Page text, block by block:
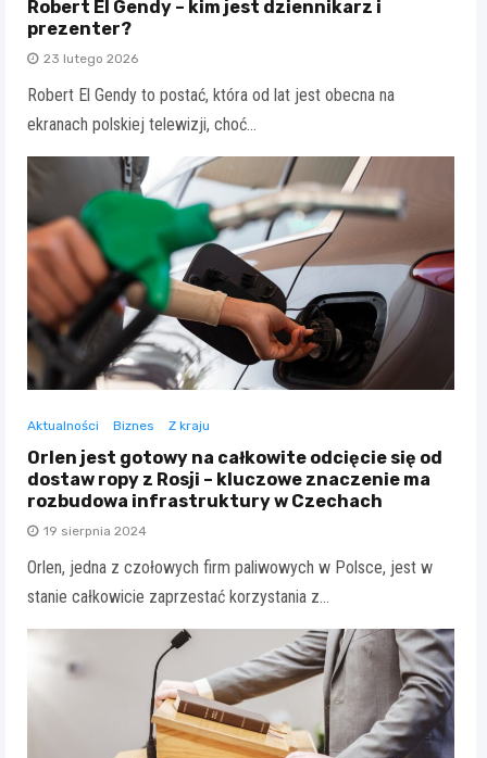
Robert El Gendy – kim jest dziennikarz i
prezenter?
23 lutego 2026
Robert El Gendy to postać, która od lat jest obecna na
ekranach polskiej telewizji, choć…
Aktualności Biznes Z kraju
Orlen jest gotowy na całkowite odcięcie się od
dostaw ropy z Rosji – kluczowe znaczenie ma
rozbudowa infrastruktury w Czechach
19 sierpnia 2024
Orlen, jedna z czołowych firm paliwowych w Polsce, jest w
stanie całkowicie zaprzestać korzystania z…